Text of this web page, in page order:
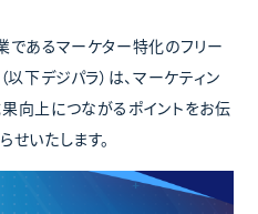
あるマーケター特化のフリー
以下デジパラ）は、マーケティン
向上につながるポイントをお伝
いたします。